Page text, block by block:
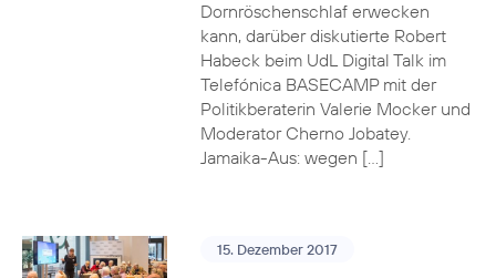
Dornröschenschlaf erwecken
kann, darüber diskutierte Robert
Habeck beim UdL Digital Talk im
Telefónica BASECAMP mit der
Politikberaterin Valerie Mocker und
Moderator Cherno Jobatey.
Jamaika-Aus: wegen […]
15. Dezember 2017